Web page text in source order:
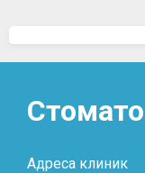
Адреса клиник